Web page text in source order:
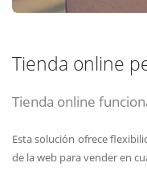
Tienda online
Tienda online
Esta solución ofrece
de la web para vender en